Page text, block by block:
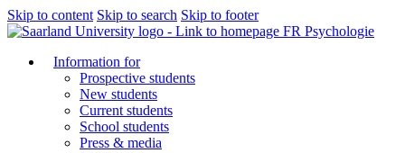
Skip to content Skip to search Skip to footer
FR Psychologie
Information for
Prospective students
New students
Current students
School students
Press & media